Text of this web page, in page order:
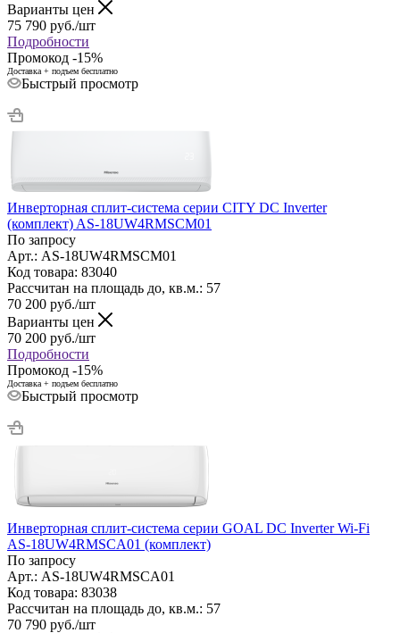
Варианты цен
75 790 руб./шт
Подробности
Промокод -15%
Доставка + подъем бесплатно
Быстрый просмотр
Инверторная сплит-система серии CITY DC Inverter
(комплект) AS-18UW4RMSCM01
По запросу
Арт.: AS-18UW4RMSCM01
Код товара: 83040
Рассчитан на площадь до, кв.м.: 57
70 200 руб./шт
Варианты цен
70 200 руб./шт
Подробности
Промокод -15%
Доставка + подъем бесплатно
Быстрый просмотр
Инверторная сплит-система серии GOAL DC Inverter Wi-Fi
AS-18UW4RMSCA01 (комплект)
По запросу
Арт.: AS-18UW4RMSCA01
Код товара: 83038
Рассчитан на площадь до, кв.м.: 57
70 790 руб./шт